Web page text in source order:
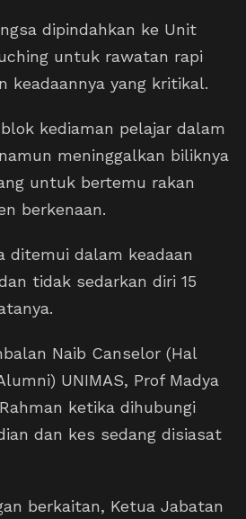
dipindahkan ke Unit
untuk rawatan rapi
keadaannya yang kritikal.
kediaman pelajar dalam
meninggalkan biliknya
untuk bertemu rakan
berkenaan.
ditemui dalam keadaan
tidak sedarkan diri 15
Naib Canselor (Hal
UNIMAS, Prof Madya
ketika dihubungi
dan kes sedang disiasat
berkaitan, Ketua Jabatan